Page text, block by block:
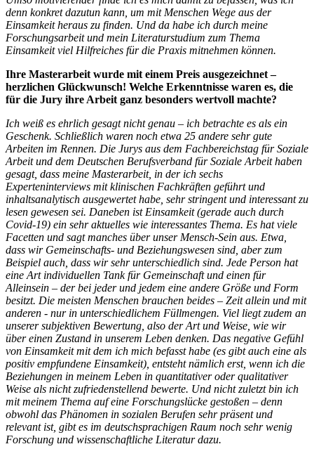
denn konkret dazutun kann, um mit Menschen Wege aus der
Einsamkeit heraus zu finden. Und da habe ich durch meine
Forschungsarbeit und mein Literaturstudium zum Thema
Einsamkeit viel Hilfreiches für die Praxis mitnehmen können.
Ihre Masterarbeit wurde mit einem Preis ausgezeichnet –
herzlichen Glückwunsch! Welche Erkenntnisse waren es, die
für die Jury ihre Arbeit ganz besonders wertvoll machte?
Ich weiß es ehrlich gesagt nicht genau – ich betrachte es als ein
Geschenk. Schließlich waren noch etwa 25 andere sehr gute
Arbeiten im Rennen. Die Jurys aus dem Fachbereichstag für Soziale
Arbeit und dem Deutschen Berufsverband für Soziale Arbeit haben
gesagt, dass meine Masterarbeit, in der ich sechs
Experteninterviews mit klinischen Fachkräften geführt und
inhaltsanalytisch ausgewertet habe, sehr stringent und interessant zu
lesen gewesen sei. Daneben ist Einsamkeit (gerade auch durch
Covid-19) ein sehr aktuelles wie interessantes Thema. Es hat viele
Facetten und sagt manches über unser Mensch-Sein aus. Etwa,
dass wir Gemeinschafts- und Beziehungswesen sind, aber zum
Beispiel auch, dass wir sehr unterschiedlich sind. Jede Person hat
eine Art individuellen Tank für Gemeinschaft und einen für
Alleinsein – der bei jeder und jedem eine andere Größe und Form
besitzt. Die meisten Menschen brauchen beides – Zeit allein und mit
anderen - nur in unterschiedlichem Füllmengen. Viel liegt zudem an
unserer subjektiven Bewertung, also der Art und Weise, wie wir
über einen Zustand in unserem Leben denken. Das negative Gefühl
von Einsamkeit mit dem ich mich befasst habe (es gibt auch eine als
positiv empfundene Einsamkeit), entsteht nämlich erst, wenn ich die
Beziehungen in meinem Leben in quantitativer oder qualitativer
Weise als nicht zufriedenstellend bewerte. Und nicht zuletzt bin ich
mit meinem Thema auf eine Forschungslücke gestoßen – denn
obwohl das Phänomen in sozialen Berufen sehr präsent und
relevant ist, gibt es im deutschsprachigen Raum noch sehr wenig
Forschung und wissenschaftliche Literatur dazu.